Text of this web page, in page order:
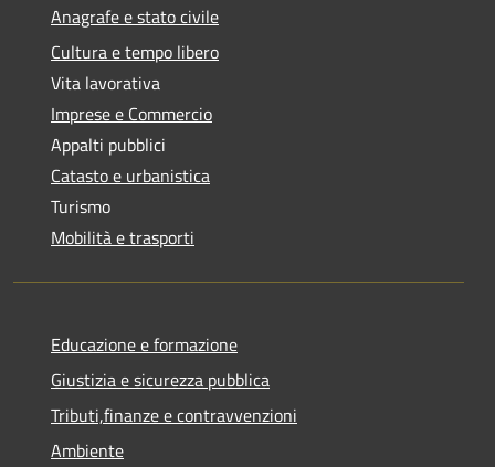
Anagrafe e stato civile
Cultura e tempo libero
Vita lavorativa
Imprese e Commercio
Appalti pubblici
Catasto e urbanistica
Turismo
Mobilità e trasporti
Educazione e formazione
Giustizia e sicurezza pubblica
Tributi,finanze e contravvenzioni
Ambiente